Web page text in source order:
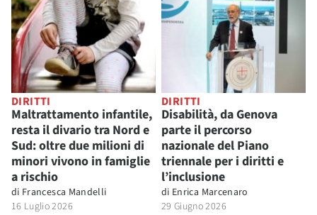
DIRITTI
Maltrattamento infantile,
resta il divario tra Nord e
Sud: oltre due milioni di
minori vivono in famiglie
a rischio
di Francesca Mandelli
16 Luglio 2026
DIRITTI
Disabilità, da Genova
parte il percorso
nazionale del Piano
triennale per i diritti e
l’inclusione
di Enrica Marcenaro
29 Giugno 2026